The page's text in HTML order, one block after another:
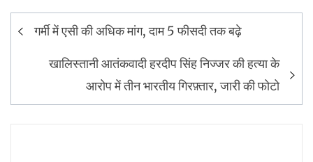
Post
navigation
गर्मी में एसी की अधिक मांग, दाम 5 फीसदी तक बढ़े
खालिस्तानी आतंकवादी हरदीप सिंह निज्जर की हत्या के
आरोप में तीन भारतीय गिरफ़्तार, जारी की फोटो